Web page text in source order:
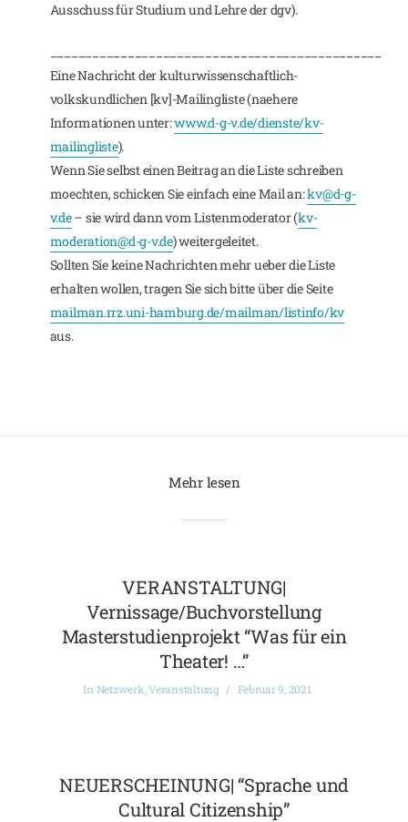
Ausschuss für Studium und Lehre der dgv).
Eine Nachricht der kulturwissenschaftlich-
volkskundlichen [kv]-Mailingliste (naehere
Informationen unter:www.d-g-v.de/dienste/kv-
mailingliste).
Wenn Sie selbst einen Beitrag an die Liste schreiben
moechten, schicken Sie einfach eine Mail an:kv@d-g-
v.de– sie wird dann vom Listenmoderator (kv-
moderation@d-g-v.de) weitergeleitet.
Sollten Sie keine Nachrichten mehr ueber die Liste
erhalten wollen, tragen Sie sich bitte über die Seite
mailman.rrz.uni-hamburg.de/mailman/listinfo/kv
aus.
Mehr lesen
VERANSTALTUNG|
Vernissage/Buchvorstellung
Masterstudienprojekt “Was für ein
Theater! …”
In Netzwerk,Veranstaltung Februar 9, 2021
NEUERSCHEINUNG| “Sprache und
Cultural Citizenship”